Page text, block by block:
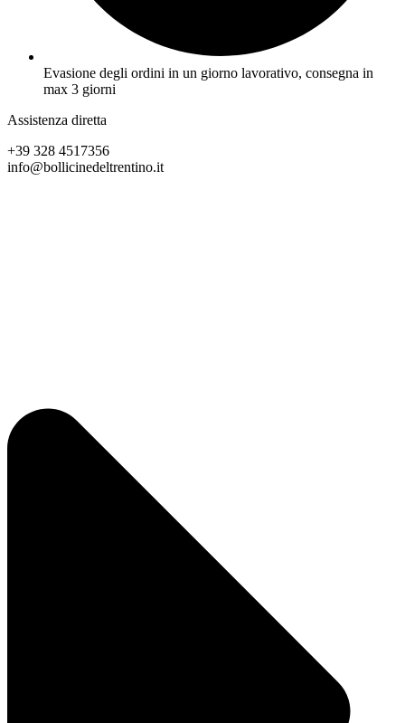
Evasione degli ordini in un giorno lavorativo, consegna in
max 3 giorni
Assistenza diretta
+39 328 4517356
info@bollicinedeltrentino.it